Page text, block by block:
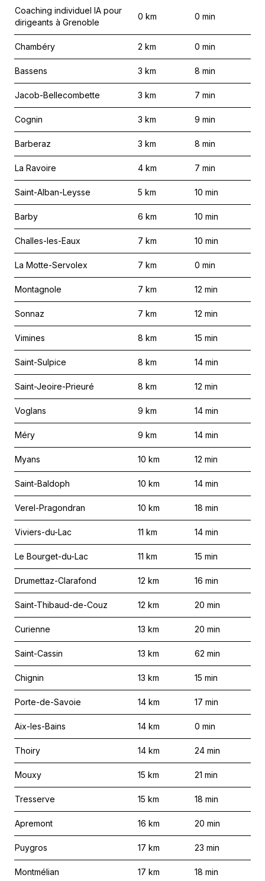
Coaching individuel IA pour
dirigeants à Grenoble
0 km 0 min
Chambéry 2 km 0 min
Bassens 3 km 8 min
Jacob-Bellecombette 3 km 7 min
Cognin 3 km 9 min
Barberaz 3 km 8 min
La Ravoire 4 km 7 min
Saint-Alban-Leysse 5 km 10 min
Barby 6 km 10 min
Challes-les-Eaux 7 km 10 min
La Motte-Servolex 7 km 0 min
Montagnole 7 km 12 min
Sonnaz 7 km 12 min
Vimines 8 km 15 min
Saint-Sulpice 8 km 14 min
Saint-Jeoire-Prieuré 8 km 12 min
Voglans 9 km 14 min
Méry 9 km 14 min
Myans 10 km 12 min
Saint-Baldoph 10 km 14 min
Verel-Pragondran 10 km 18 min
Viviers-du-Lac 11 km 14 min
Le Bourget-du-Lac 11 km 15 min
Drumettaz-Clarafond 12 km 16 min
Saint-Thibaud-de-Couz 12 km 20 min
Curienne 13 km 20 min
Saint-Cassin 13 km 62 min
Chignin 13 km 15 min
Porte-de-Savoie 14 km 17 min
Aix-les-Bains 14 km 0 min
Thoiry 14 km 24 min
Mouxy 15 km 21 min
Tresserve 15 km 18 min
Apremont 16 km 20 min
Puygros 17 km 23 min
Montmélian 17 km 18 min